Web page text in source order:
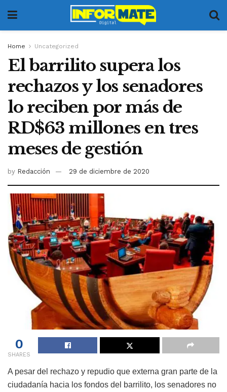
Home Uncategorized
El barrilito supera los
rechazos y los senadores
lo reciben por más de
RD$63 millones en tres
meses de gestión
by Redacción 29 de diciembre de 2020
0
SHARES
A pesar del rechazo y repudio que externa gran parte de la
ciudadanía hacia los fondos del barrilito, los senadores no